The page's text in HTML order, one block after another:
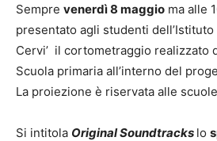
Sempre venerdì 8 maggio ma alle
presentato agli studenti dell’Istituto
Cervi’ il cortometraggio realizzato
Scuola primaria all’interno del
La proiezione è riservata alle
Si intitola Original Soundtracks lo